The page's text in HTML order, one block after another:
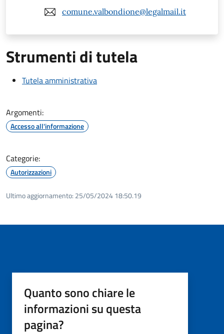
comune.valbondione@legalmail.it
Strumenti di tutela
Tutela amministrativa
Argomenti:
Accesso all'informazione
Categorie:
Autorizzazioni
Ultimo aggiornamento: 25/05/2024 18:50.19
Quanto sono chiare le
informazioni su questa
pagina?